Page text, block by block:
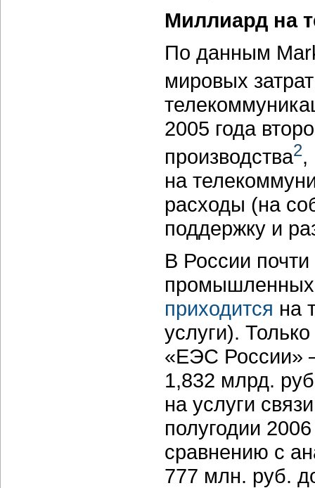
Миллиард на
По данным
мировых
2005 года
производства2,
на
расходы (на
поддержку и
В России
промышленных
приходится на
услуги).
«ЕЭС России»
1,832 млрд.
на услуги
полугодии
сравнению с
777 млн. руб.